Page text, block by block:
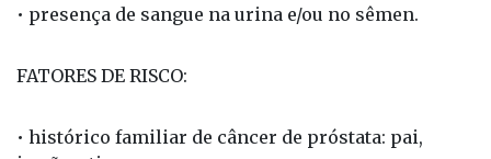
• vontade de urinar com frequência;
• presença de sangue na urina e/ou no sêmen.
FATORES DE RISCO: